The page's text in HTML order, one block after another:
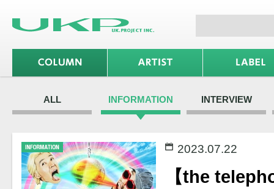
ALL INFORMATION INTERVIEW
2023.07.22
【the